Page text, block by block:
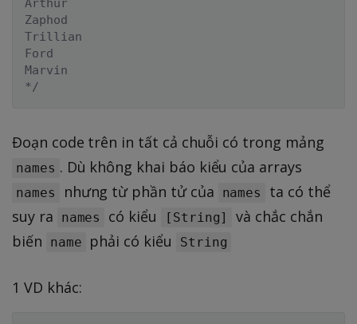
Arthur
Zaphod
Trillian
Ford
Marvin
*/
Đoạn code trên in tất cả chuỗi có trong mảng
names . Dù không khai báo kiểu của arrays
names nhưng từ phần tử của names
ta có thể
suy ra
names có kiểu [String]
và chắc chắn
biến
name phải có kiểu String
1 VD khác: